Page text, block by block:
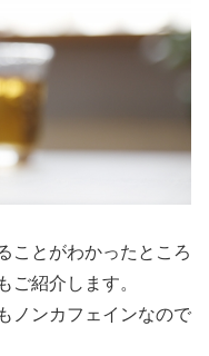
ことがわかったところ
ご紹介します。
ノンカフェインなので